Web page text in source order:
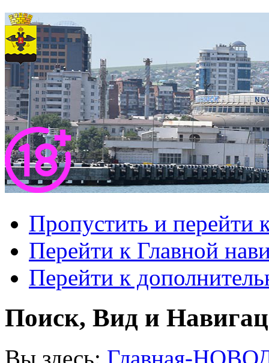
Пропустить и перейти
Перейти к Главной
Перейти к
Поиск, Вид и
Вы здесь: Главная-